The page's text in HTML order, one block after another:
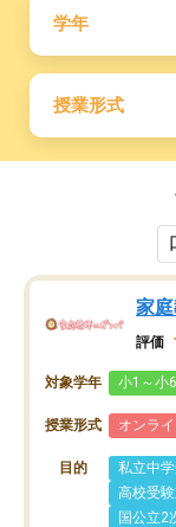
学年
授業形式
家
評価
対象学年 小1～小6
授業形式 オンラ
目的 私立中
高校受
国公立2